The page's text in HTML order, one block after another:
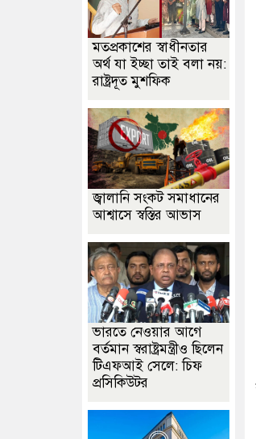
মতপ্রকাশের স্বাধীনতার
অর্থ যা ইচ্ছা তাই বলা নয়:
রাষ্ট্রদূত মুশফিক
জ্বালানি সংকট সমাধানের
আশ্বাসে স্বস্তির আভাস
ভারতে নেওয়ার আগে
বর্তমান স্বরাষ্ট্রমন্ত্রীও ছিলেন
টিএফআই সেলে: চিফ
প্রসিকিউটর